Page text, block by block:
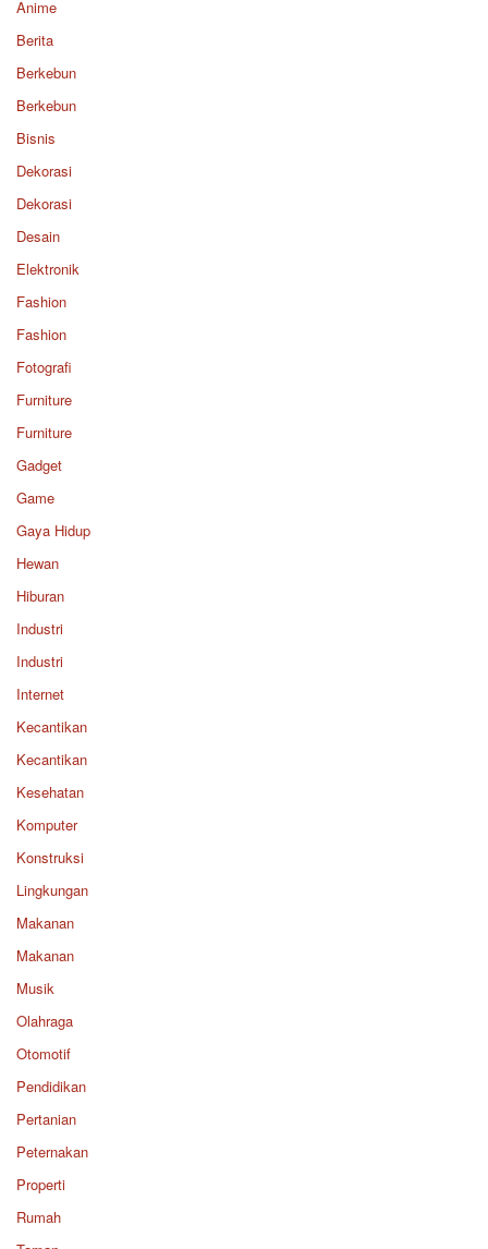
Anime
Berita
Berkebun
Berkebun
Bisnis
Dekorasi
Dekorasi
Desain
Elektronik
Fashion
Fashion
Fotografi
Furniture
Furniture
Gadget
Game
Gaya Hidup
Hewan
Hiburan
Industri
Industri
Internet
Kecantikan
Kecantikan
Kesehatan
Komputer
Konstruksi
Lingkungan
Makanan
Makanan
Musik
Olahraga
Otomotif
Pendidikan
Pertanian
Peternakan
Properti
Rumah